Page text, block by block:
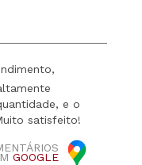
e o
satisfeito!
GOOGLE